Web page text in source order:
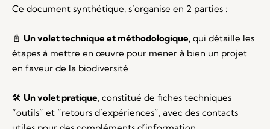
Ce document synthétique, s’organise en 2 parties :
📓 Un volet technique et méthodologique, qui détaille les
étapes à mettre en œuvre pour mener à bien un projet
en faveur de la biodiversité
🛠️ Un volet pratique, constitué de fiches techniques
“outils” et “retours d’expériences”, avec des contacts